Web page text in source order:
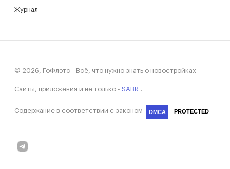
Журнал
© 2026, ГоФлэтс - Всё, что нужно знать о новостройках
Сайты, приложения и не только - SABR
Содержание в соответствии с законом DMCA PROTECTED